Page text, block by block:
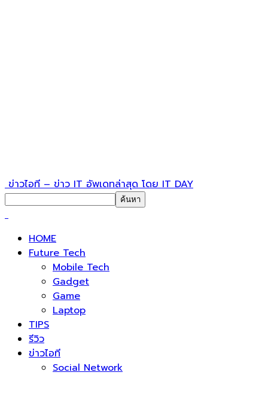
ข่าวไอที – ข่าว IT อัพเดทล่าสุด โดย IT DAY
HOME
Future Tech
Mobile Tech
Gadget
Game
Laptop
TIPS
รีวิว
ข่าวไอที
Social Network